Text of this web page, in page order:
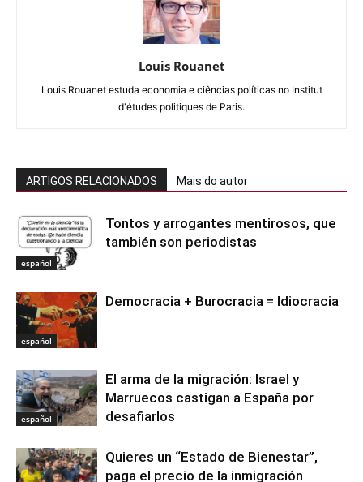
Louis Rouanet
Louis Rouanet estuda economia e ciências políticas no Institut
d'études politiques de Paris.
ARTIGOS RELACIONADOS Mais do autor
español
Tontos y arrogantes mentirosos, que
también son periodistas
español
Democracia + Burocracia = Idiocracia
español
El arma de la migración: Israel y
Marruecos castigan a España por
desafiarlos
Quieres un “Estado de Bienestar”,
paga el precio de la inmigración